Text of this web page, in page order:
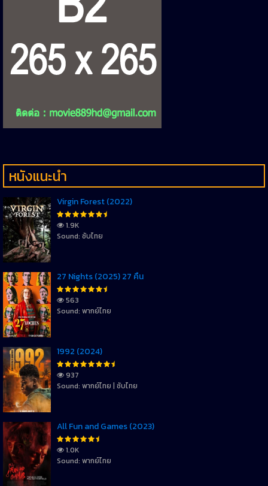
หนังแนะนำ
Virgin Forest (2022)
1.9K
Sound: ซับไทย
27 Nights (2025) 27 คืน
563
Sound: พากย์ไทย
1992 (2024)
937
Sound: พากย์ไทย | ซับไทย
All Fun and Games (2023)
1.0K
Sound: พากย์ไทย